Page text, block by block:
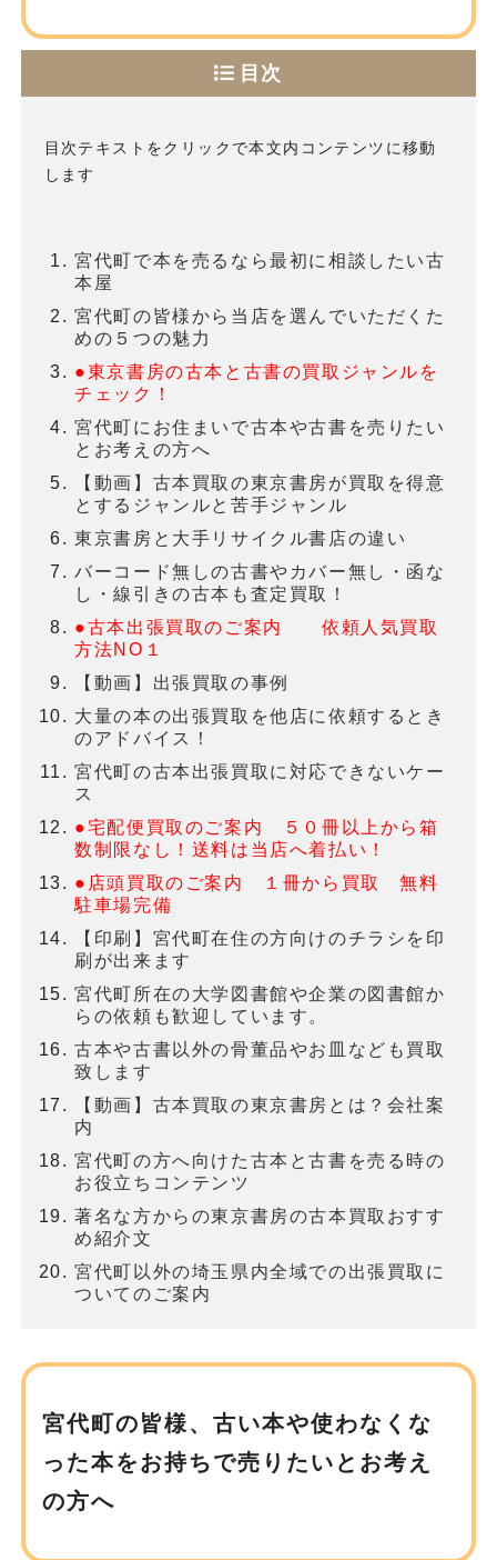
目次
目次テキストをクリックで本文内コンテンツに移動
します
宮代町で本を売るなら最初に相談したい古
本屋
宮代町の皆様から当店を選んでいただくた
めの５つの魅力
●東京書房の古本と古書の買取ジャンルを
チェック！
宮代町にお住まいで古本や古書を売りたい
とお考えの方へ
【動画】古本買取の東京書房が買取を得意
とするジャンルと苦手ジャンル
東京書房と大手リサイクル書店の違い
バーコード無しの古書やカバー無し・函な
し・線引きの古本も査定買取！
●古本出張買取のご案内 依頼人気買取
方法NO１
【動画】出張買取の事例
大量の本の出張買取を他店に依頼するとき
のアドバイス！
宮代町の古本出張買取に対応できないケー
ス
●宅配便買取のご案内 ５０冊以上から箱
数制限なし！送料は当店へ着払い！
●店頭買取のご案内 １冊から買取 無料
駐車場完備
【印刷】宮代町在住の方向けのチラシを印
刷が出来ます
宮代町所在の大学図書館や企業の図書館か
らの依頼も歓迎しています。
古本や古書以外の骨董品やお皿なども買取
致します
【動画】古本買取の東京書房とは？会社案
内
宮代町の方へ向けた古本と古書を売る時の
お役立ちコンテンツ
著名な方からの東京書房の古本買取おすす
め紹介文
宮代町以外の埼玉県内全域での出張買取に
ついてのご案内
宮代町の皆様、古い本や使わなくな
った本をお持ちで売りたいとお考え
の方へ